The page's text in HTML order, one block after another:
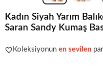
Kadın Siyah Yarım
Saran Sandy Kumaş
Acele et!Stoklar hızla
Koleksiyonun en sevilen